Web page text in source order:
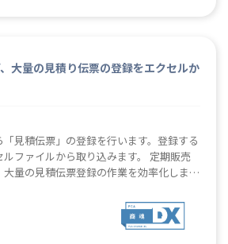
大量の見積り伝票の登録をエクセルか
見積伝票」の登録を行います。登録する
イルから取り込みます。 定期販売
量の見積伝票登録の作業を効率化しま
分についてはファイル出力するため、入
→再登録実行の作業が容易に行えます。